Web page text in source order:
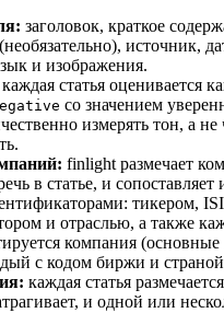
заголовок, краткое
источник,
и изображения.
каждая статья оценивается
со значением
измерять тон, а не
finlight размечает
в статье, и сопоставляет
тикером,
и отраслью, а также
компания
с кодом биржи и
каждая статья
и одной или